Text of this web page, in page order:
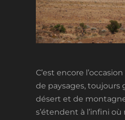
C’est encore
de paysages, toujours
désert et de
s’étendent à l’infini où